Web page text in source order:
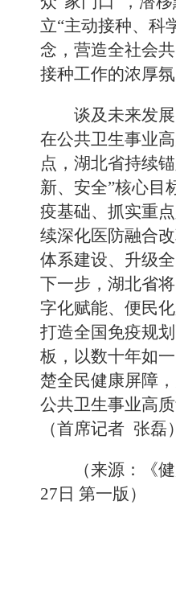
立“主动接种、科
念，营造全社会
接种工作的浓厚氛
谈及未来发
在公共卫生事业
点，湖北省持续
新、安全”核心目
疫基础、抓实重
续深化医防融合
体系建设、升级
下一步，湖北省
字化赋能、便民
打造全国免疫规
板，以数十年如
楚全民健康屏障
公共卫生事业高
（首席记者 张磊）
（来源：《
27日 第一版）